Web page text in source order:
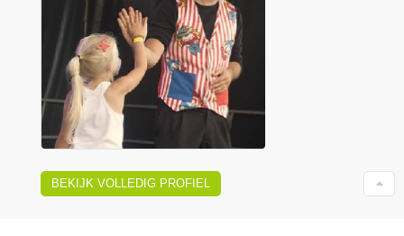
BEKIJK VOLLEDIG PROFIEL